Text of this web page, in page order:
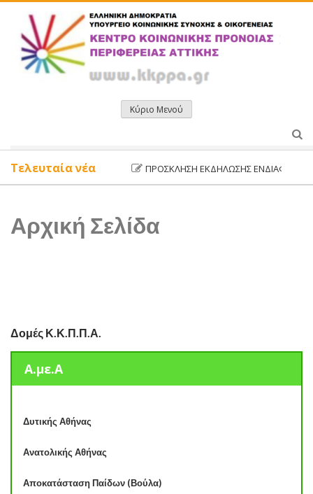
περιεχόμενο
Κύριο Μενού
ΠΡΌΣΚΛΗΣΗ ΕΚΔΉΛΩΣΗΣ
Τελευταία νέα
Αρχική Σελίδα
Δομές Κ.Κ.Π.Π.Α.
Α.με.Α
Δυτικής Αθήνας
Ανατολικής Αθήνας
Αποκατάσταση Παίδων (Βούλα)